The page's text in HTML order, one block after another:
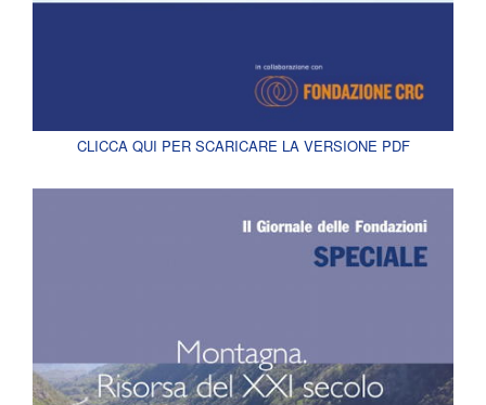
CLICCA QUI PER SCARICARE LA VERSIONE PDF